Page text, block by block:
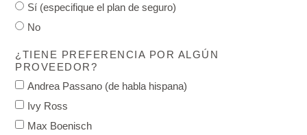
Sí (especifique el plan de seguro)
No
¿TIENE PREFERENCIA POR ALGÚN
PROVEEDOR?
Andrea Passano (de habla hispana)
Ivy Ross
Max Boenisch